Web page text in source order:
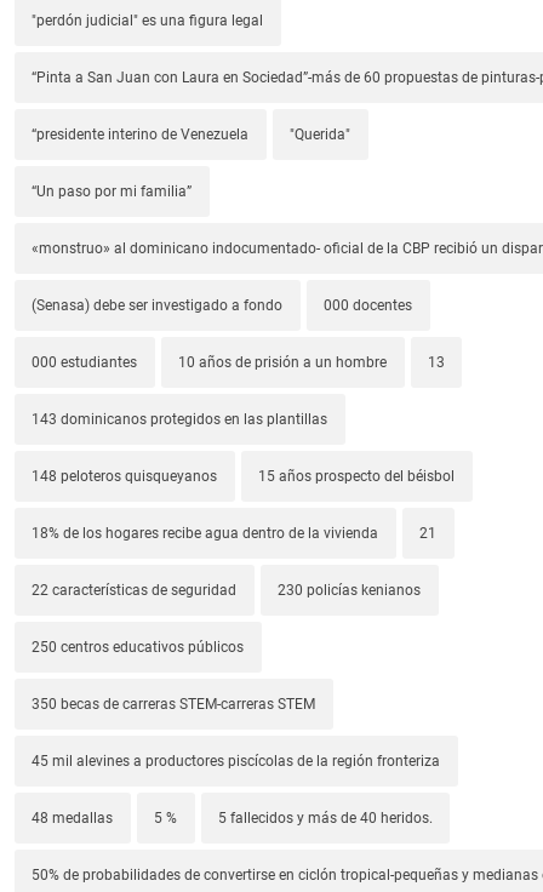
"perdón judicial" es una figura legal
“Pinta a San Juan con Laura en Sociedad”-más de 60 propuestas de
“presidente interino de Venezuela "Querida"
“Un paso por mi familia”
«monstruo» al dominicano indocumentado- oficial de la CBP recibió un
(Senasa) debe ser investigado a fondo 000 docentes
000 estudiantes 10 años de prisión a un hombre 13
143 dominicanos protegidos en las plantillas
148 peloteros quisqueyanos 15 años prospecto del béisbol
18% de los hogares recibe agua dentro de la vivienda 21
22 características de seguridad 230 policías kenianos
250 centros educativos públicos
350 becas de carreras STEM-carreras STEM
45 mil alevines a productores piscícolas de la región fronteriza
48 medallas 5 % 5 fallecidos y más de 40 heridos.
50% de probabilidades de convertirse en ciclón tropical-pequeñas y